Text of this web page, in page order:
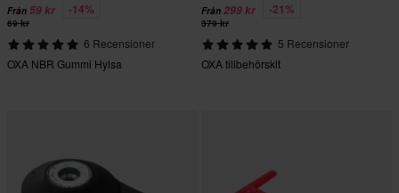
Från 59 kr -14%
69 kr
6 Recensioner
OXA NBR Gummi Hylsa
Från 299 kr -21%
379 kr
5 Recensioner
OXA tillbehörskit